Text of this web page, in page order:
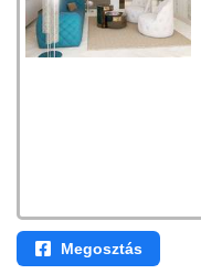
Megosztás